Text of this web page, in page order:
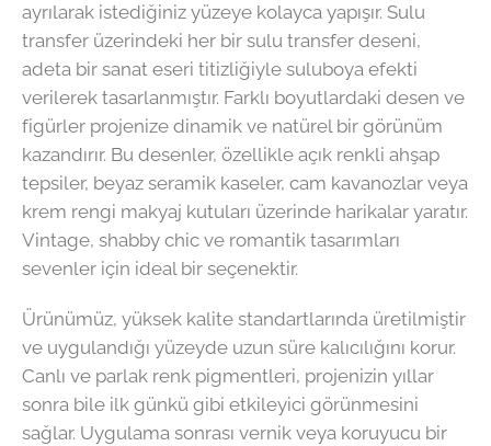
ayrılarak istediğiniz yüzeye kolayca yapışır. Sulu
transfer üzerindeki her bir sulu transfer deseni,
adeta bir sanat eseri titizliğiyle suluboya efekti
verilerek tasarlanmıştır. Farklı boyutlardaki desen ve
figürler projenize dinamik ve natürel bir görünüm
kazandırır. Bu desenler, özellikle açık renkli ahşap
tepsiler, beyaz seramik kaseler, cam kavanozlar veya
krem rengi makyaj kutuları üzerinde harikalar yaratır.
Vintage, shabby chic ve romantik tasarımları
sevenler için ideal bir seçenektir.
Ürünümüz, yüksek kalite standartlarında üretilmiştir
ve uygulandığı yüzeyde uzun süre kalıcılığını korur.
Canlı ve parlak renk pigmentleri, projenizin yıllar
sonra bile ilk günkü gibi etkileyici görünmesini
sağlar. Uygulama sonrası vernik veya koruyucu bir